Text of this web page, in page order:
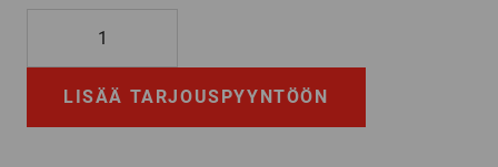
0BA0
määräLISÄÄ TARJOUSPYYNTÖÖN